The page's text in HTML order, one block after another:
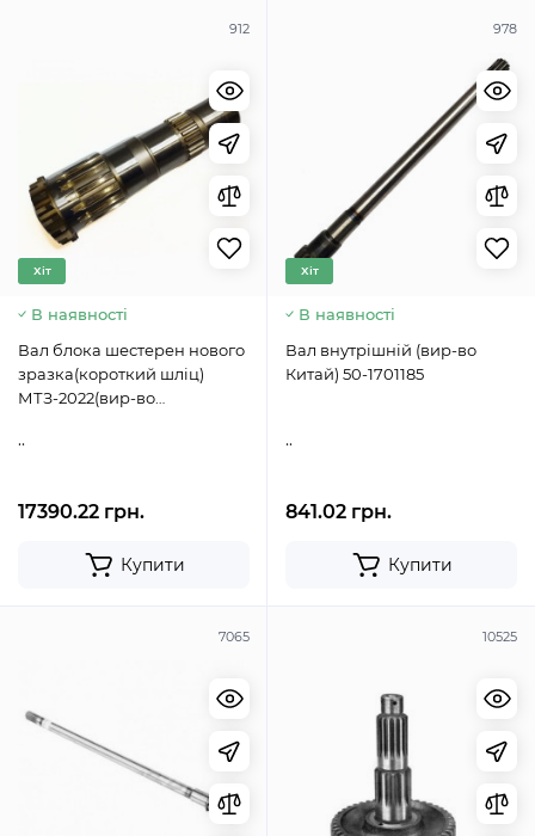
912
Хіт
В наявності
Вал блока шестерен нового
зразка(короткий шліц)
МТЗ-2022(вир-во
Б
..
17390.22 грн.
Купити
978
Хіт
В наявності
Вал внутрішній (вир-во
Китай) 50-1701185
..
841.02 грн.
Купити
7065 10525